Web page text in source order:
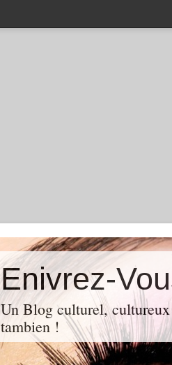
Enivrez-
Un Blog culturel,
tambien !